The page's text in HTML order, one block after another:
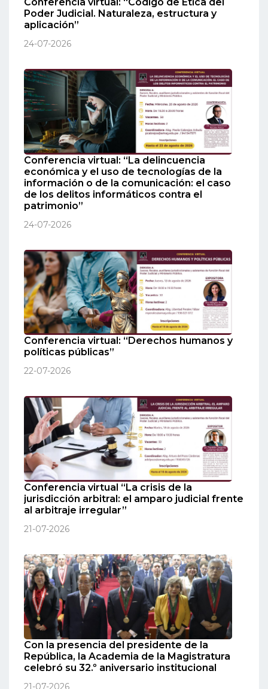
Poder Judicial. Naturaleza, estructura y
aplicación”
24-07-2026
Conferencia virtual: “La delincuencia
económica y el uso de tecnologías de la
información o de la comunicación: el caso
de los delitos informáticos contra el
patrimonio”
24-07-2026
Conferencia virtual: “Derechos humanos y
políticas públicas”
22-07-2026
Conferencia virtual “La crisis de la
jurisdicción arbitral: el amparo judicial frente
al arbitraje irregular”
21-07-2026
Con la presencia del presidente de la
República, la Academia de la Magistratura
celebró su 32.º aniversario institucional
21-07-2026